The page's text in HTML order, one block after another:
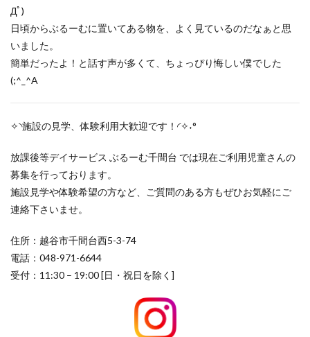
Дﾟ)
日頃からぶるーむに置いてある物を、よく見ているのだなぁと思
いました。
簡単だったよ！と話す声が多くて、ちょっぴり悔しい僕でした
(;^_^A
✧◝施設の見学、体験利用大歓迎です！◜✧˖°
放課後等デイサービス ぶるーむ千間台 では現在ご利用児童さんの
募集を行っております。
施設見学や体験希望の方など、ご質問のある方もぜひお気軽にご
連絡下さいませ。
住所：越谷市千間台西5-3-74
電話：048-971-6644
受付：11:30 – 19:00 [日・祝日を除く]